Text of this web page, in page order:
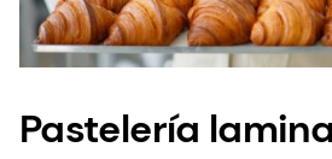
Pastelería